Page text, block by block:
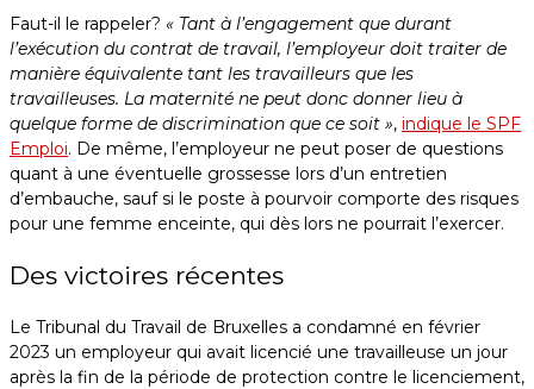
Faut-il le rappeler? « Tant à l’engagement que durant
l’exécution du contrat de travail, l’employeur doit traiter de
manière équivalente tant les travailleurs que les
travailleuses. La maternité ne peut donc donner lieu à
quelque forme de discrimination que ce soit », indique le SPF
Emploi. De même, l’employeur ne peut poser de questions
quant à une éventuelle grossesse lors d’un entretien
d’embauche, sauf si le poste à pourvoir comporte des risques
pour une femme enceinte, qui dès lors ne pourrait l’exercer.
Des victoires récentes
Le Tribunal du Travail de Bruxelles a condamné en février
2023 un employeur qui avait licencié une travailleuse un jour
après la fin de la période de protection contre le licenciement,